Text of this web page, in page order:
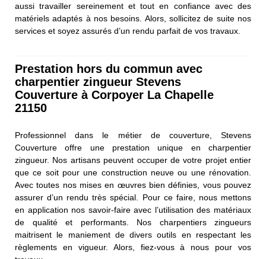
aussi travailler sereinement et tout en confiance avec des
matériels adaptés à nos besoins. Alors, sollicitez de suite nos
services et soyez assurés d’un rendu parfait de vos travaux.
Prestation hors du commun avec
charpentier zingueur Stevens
Couverture à Corpoyer La Chapelle
21150
Professionnel dans le métier de couverture, Stevens
Couverture offre une prestation unique en charpentier
zingueur. Nos artisans peuvent occuper de votre projet entier
que ce soit pour une construction neuve ou une rénovation.
Avec toutes nos mises en œuvres bien définies, vous pouvez
assurer d’un rendu très spécial. Pour ce faire, nous mettons
en application nos savoir-faire avec l’utilisation des matériaux
de qualité et performants. Nos charpentiers zingueurs
maitrisent le maniement de divers outils en respectant les
règlements en vigueur. Alors, fiez-vous à nous pour vos